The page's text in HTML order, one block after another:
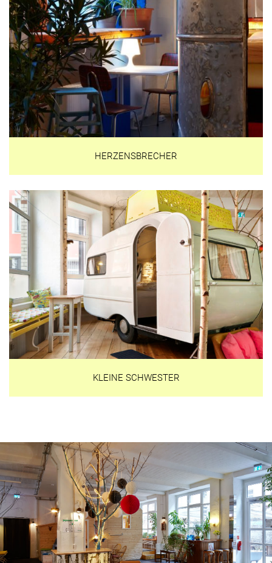
HERZENSBRECHER
KLEINE SCHWESTER